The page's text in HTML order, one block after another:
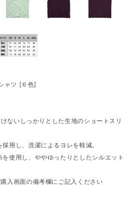
ャツ [６色]
ないしっかりとした生地のショートスリ
用し、洗濯によるヨレを軽減。
使用し、ややゆったりとしたシルエット
入画面の備考欄にご記入ください